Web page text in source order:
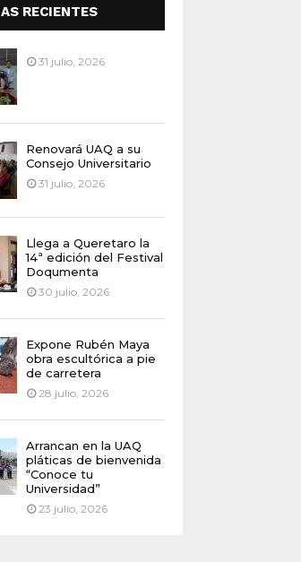
RECIENTES
31 julio, 2026
Renovará UAQ a su
Consejo Universitario
31 julio, 2026
Llega a Queretaro la
14ª edición del Festival
Doqumenta
30 julio, 2026
Expone Rubén Maya
obra escultórica a pie
de carretera
28 julio, 2026
Arrancan en la UAQ
pláticas de bienvenida
“Conoce tu
Universidad”
23 julio, 2026